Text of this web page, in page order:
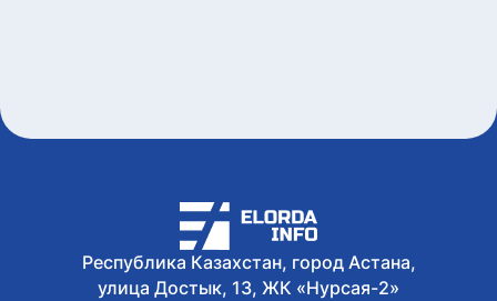
лекарственных препаратов
области пройдет в Астане
Республика Казахстан, город Астана,
улица Достык, 13, ЖК «Нурсая-2»